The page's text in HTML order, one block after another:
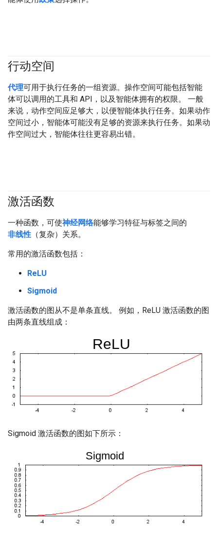
行动空间
代理可用于执行任务的一组资源。操作空间可能包括智能
体可以调用的工具和 API，以及智能体拥有的权限。 一般
来说，动作空间应足够大，以便智能体执行任务。如果动作
空间过小，智能体可能没有足够的资源来执行任务。如果动
作空间过大，智能体往往更容易出错。
激活函数
一种函数，可使神经网络能够学习特征与标签之间的
非线性 （复杂）关系。
常用的激活函数包括：
ReLU
Sigmoid
激活函数的图从不是单条直线。 例如，ReLU 激活函数的图
由两条直线组成：
Sigmoid 激活函数的图如下所示：